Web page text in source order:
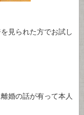
見られた方でお試し
婚の話が有って本人